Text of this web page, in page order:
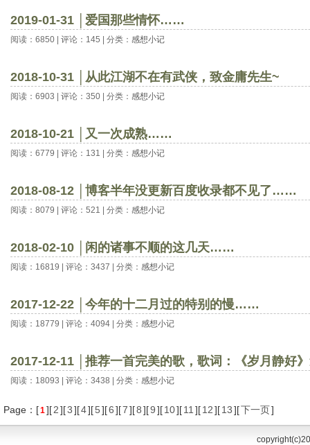
2019-01-31 │爱国那些情怀……
阅读：6850 | 评论：145 | 分类： 感想小记
2018-10-31 │从此江湖不在有武侠，致金庸先生~
阅读：6903 | 评论：350 | 分类： 感想小记
2018-10-21 │又一次成熟……
阅读：6779 | 评论：131 | 分类： 感想小记
2018-08-12 │博客半年没更新百度收录都不见了……
阅读：8079 | 评论：521 | 分类： 感想小记
2018-02-10 │闲的诸事不顺的这几天……
阅读：16819 | 评论：3437 | 分类： 感想小记
2017-12-22 │今年的十二月过的特别的慢……
阅读：18779 | 评论：4094 | 分类： 感想小记
2017-12-11 │推荐一首完美的歌，歌词：《岁月静好
阅读：18093 | 评论：3438 | 分类： 感想小记
Page：[1][2][3][4][5][6][7][8][9][10][11 ][12][13][下一页]